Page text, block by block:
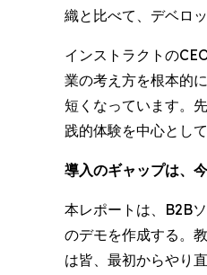
織と比べて、デベロ
インストラクトの
業の考え方を根本的
短くなっています。
践的体験を中心とし
導入のギャップは、
本レポートは、B2B
のデモを作成する。
は皆、最初からやり